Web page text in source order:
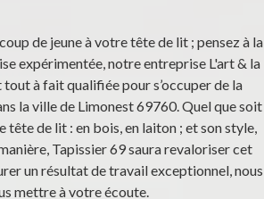
de jeune à votre tête de lit ; pensez à la
expérimentée, notre entreprise L'art & la
à fait qualifiée pour s’occuper de la
la ville de Limonest 69760. Quel que soit
tête de lit : en bois, en laiton ; et son style,
Tapissier 69 saura revaloriser cet
un résultat de travail exceptionnel, nous
mettre à votre écoute.